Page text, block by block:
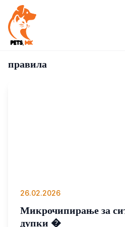
main
content
правила
26.02.2026
Микрочипирање за
дупки �